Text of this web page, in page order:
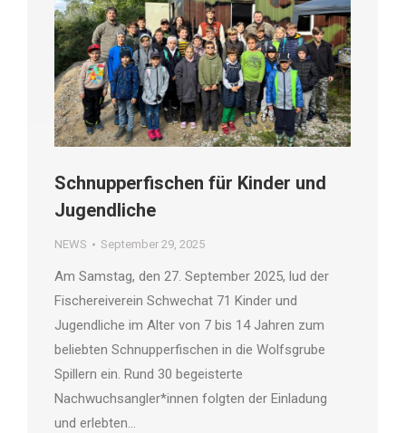
Schnupperfischen für Kinder und
Jugendliche
NEWS September 29, 2025
Am Samstag, den 27. September 2025, lud der
Fischereiverein Schwechat 71 Kinder und
Jugendliche im Alter von 7 bis 14 Jahren zum
beliebten Schnupperfischen in die Wolfsgrube
Spillern ein. Rund 30 begeisterte
Nachwuchsangler*innen folgten der Einladung
und erlebten…